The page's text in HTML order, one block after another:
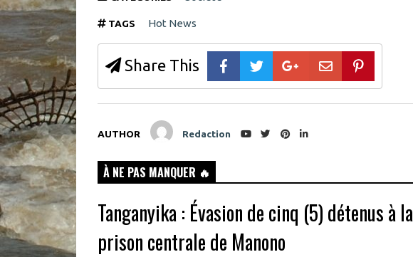
)
TAGS Hot News
Share This
AUTHOR Redaction
À NE PAS MANQUER 🔥
Tanganyika : Évasion de cinq (5) détenus à la
prison centrale de Manono